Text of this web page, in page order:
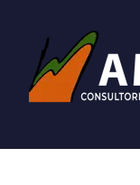
content